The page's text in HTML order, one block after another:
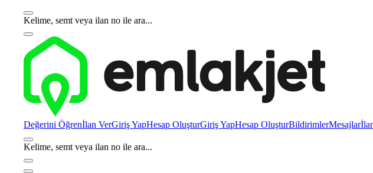
Kelime, semt veya ilan no ile ara...
Değerini Öğrenİlan VerGiriş YapHesap OluşturGiriş YapHesap OluşturBildirimlerMesajlar
Kelime, semt veya ilan no ile ara...